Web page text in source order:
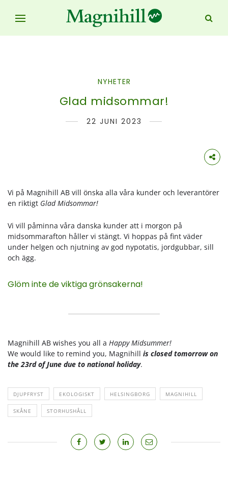
NYHETER
Glad midsommar!
22 JUNI 2023
Vi på Magnihill AB vill önska alla våra kunder och leverantörer
en riktigt Glad Midsommar!
Vi vill påminna våra danska kunder att i morgon på
midsommarafton håller vi stängt. Vi hoppas på fint väder
under helgen och njutning av god nypotatis, jordgubbar, sill
och ägg.
Glöm inte de viktiga grönsakerna!
Magnihill AB wishes you all a Happy Midsummer!
We would like to remind you, Magnihill is closed tomorrow on
the 23rd of June due to national holiday.
DJUPFRYST EKOLOGISKT HELSINGBORG MAGNIHILL
SKÅNE STORHUSHÅLL